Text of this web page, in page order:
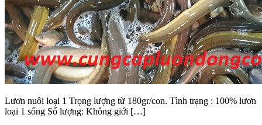
Lươn nuôi loại 1 Trọng lượng từ 180gr/con. Tình trạng : 100% lươn
loại 1 sống Số lượng: Không giới […]